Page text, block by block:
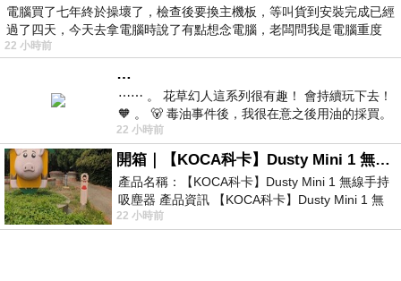
電腦買了七年終於操壞了，檢查後要換主機板，等叫貨到安裝完成已經
過了四天，今天去拿電腦時說了有點想念電腦，老闆問我是電腦重度
22 小時前
…
⋯⋯ 。 花草幻人這系列很有趣！ 會持續玩下去！
🧡 。 🐻 毒油事件後，我很在意之後用油的採買。
前天購買了我之前就很愛
22 小時前
開箱｜【KOCA科卡】Dusty Mini 1 無線手持吸塵器
產品名稱：【KOCA科卡】Dusty Mini 1 無線手持
吸塵器 產品資訊 【KOCA科卡】Dusty Mini 1 無
線手持吸塵器評語： 能吸、能吹兼具兩
22 小時前